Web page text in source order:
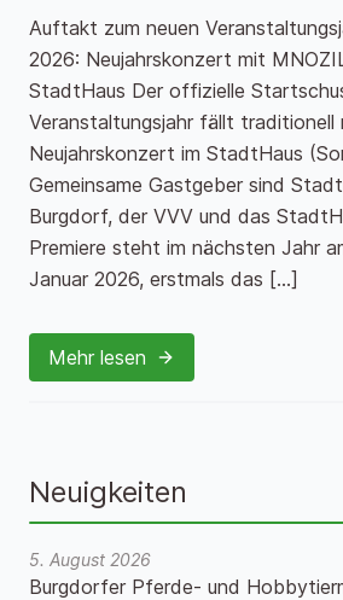
Auftakt zum neuen
2026: Neujahrskonzert mit
StadtHaus Der offizielle
Veranstaltungsjahr fällt traditionell
Neujahrskonzert im StadtHaus
Gemeinsame Gastgeber sind
Burgdorf, der VVV und das
Premiere steht im nächsten Jahr
Januar 2026, erstmals das […]
Mehr lesen
Neuigkeiten
5. August 2026
Burgdorfer Pferde- und